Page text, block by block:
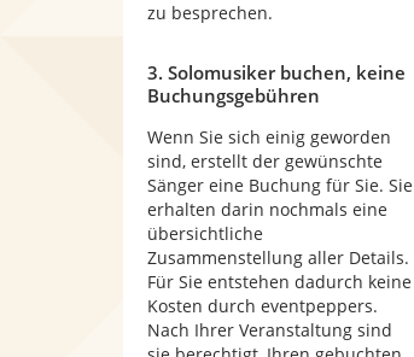
zu besprechen.
3. Solomusiker buchen, keine
Buchungsgebühren
Wenn Sie sich einig geworden
sind, erstellt der gewünschte
Sänger eine Buchung für Sie. Sie
erhalten darin nochmals eine
übersichtliche
Zusammenstellung aller Details.
Für Sie entstehen dadurch keine
Kosten durch eventpeppers.
Nach Ihrer Veranstaltung sind